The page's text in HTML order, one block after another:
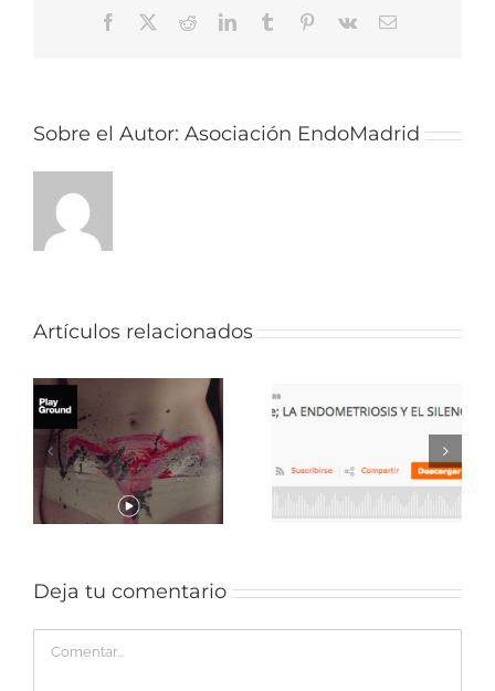
Facebook RedditLinkedInTumblr Pinterest
Vk
Correo
Sobre el Autor: Asociación EndoMadrid
Artículos relacionados
La
endometriosis
y el silencio de
las
Endometriosis:
cuando la
sexualidad
duele.
Deja tu comentario
Comentar